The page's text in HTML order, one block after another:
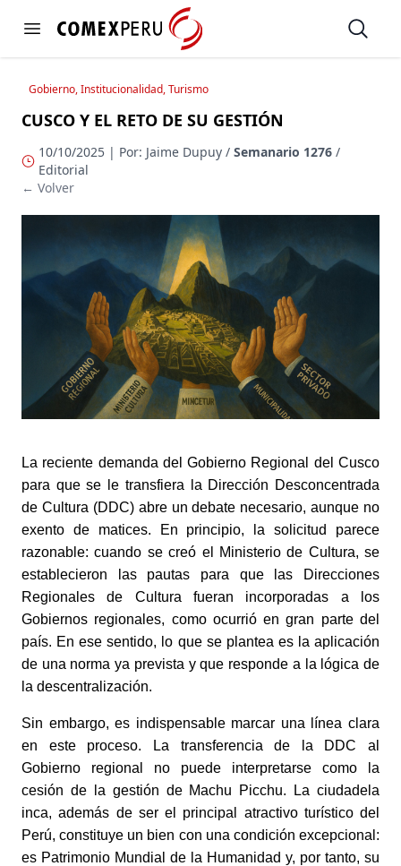
Open menu
https://www.comexperu.org.pe Open
Gobierno, Institucionalidad, Turismo
CUSCO Y EL RETO DE SU GESTIÓN
10/10/2025 | Por: Jaime Dupuy /Semanario 1276 /
Editorial
← Volver
La reciente demanda del Gobierno Regional del Cusco
para que se le transfiera la Dirección Desconcentrada
de Cultura (DDC) abre un debate necesario, aunque no
exento de matices. En principio, la solicitud parece
razonable: cuando se creó el Ministerio de Cultura, se
establecieron las pautas para que las Direcciones
Regionales de Cultura fueran incorporadas a los
Gobiernos regionales, como ocurrió en gran parte del
país. En ese sentido, lo que se plantea es la aplicación
de una norma ya prevista y que responde a la lógica de
la descentralización.
Sin embargo, es indispensable marcar una línea clara
en este proceso. La transferencia de la DDC al
Gobierno regional no puede interpretarse como la
cesión de la gestión de Machu Picchu. La ciudadela
inca, además de ser el principal atractivo turístico del
Perú, constituye un bien con una condición excepcional:
es Patrimonio Mundial de la Humanidad y, por tanto, su